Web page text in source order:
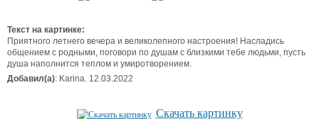
Текст на картинке:
Приятного летнего вечера и великолепного настроения! Насладись
общением с родными, поговори по душам с близкими тебе людьми, пусть
душа наполнится теплом и умиротворением.
Добавил(а): Karina. 12.03.2022
Скачать картинку